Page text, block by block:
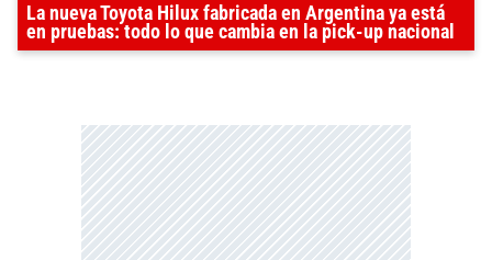
La nueva Toyota Hilux fabricada en Argentina ya está
en pruebas: todo lo que cambia en la pick-up nacional